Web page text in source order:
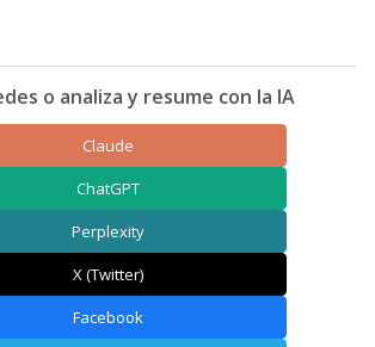
o analiza y resume con la IA
Claude
ChatGPT
Perplexity
X (Twitter)
Facebook